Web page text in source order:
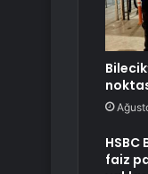
HSBC
faiz